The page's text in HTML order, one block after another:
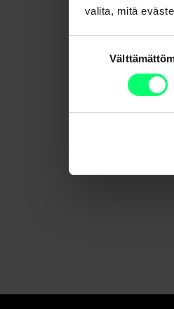
valita, mitä